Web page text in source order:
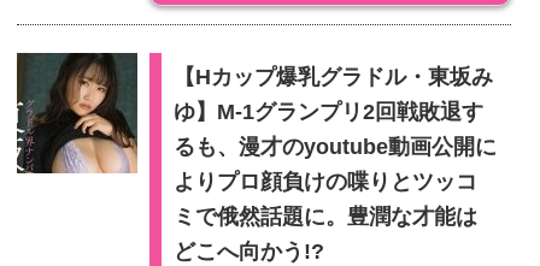
【Hカップ爆乳グラドル・東坂み
ゆ】M-1グランプリ2回戦敗退す
るも、漫才のyoutube動画公開に
よりプロ顔負けの喋りとツッコ
ミで俄然話題に。豊潤な才能は
どこへ向かう!?